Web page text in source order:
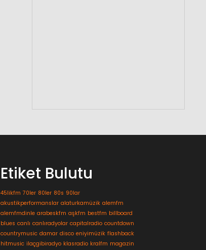
Etiket Bulutu
45likfm 70ler 80ler 80s 90lar
akustikperformanslar alaturkamüzik alemfm
alemfmdinle arabeskfm aşkfm bestfm billboard
blues canlı canlıradyolar capitalradio countdown
countrymusic damar disco eniyimüzik flashback
hitmusic ilaçgibiradyo klasradio kralfm magazin